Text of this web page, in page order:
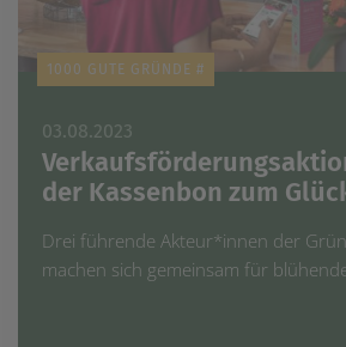
1000 GUTE GRÜNDE #
03.08.2023
der Kassenbon zum
Drei führende Akteur*innen der
machen sich gemeinsam für